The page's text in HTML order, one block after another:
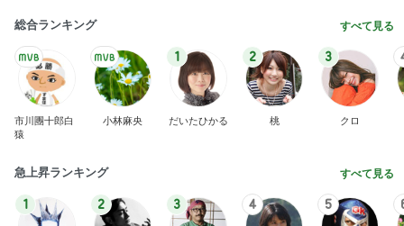
総合ランキング すべて見る
市川團十郎白
猿
小林麻央
1
だいたひかる
2
桃
3
クロ
急上昇ランキング すべて見る
1 2 3 4 5